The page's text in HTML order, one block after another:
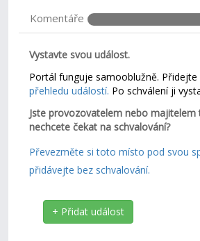
Komentáře
Vystavte svou událost.
Portál funguje samooblužně.
přehledu událostí. Po schválení ji
Jste provozovatelem nebo
nechcete čekat na schvalování?
Převezměte si toto místo pod svou
přidávejte bez schvalování.
+ Přidat událost